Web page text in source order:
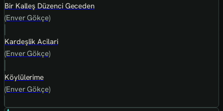
Bir Kalleş Düzenci Geceden
(Enver Gökçe)
Kardeşlik Acilari
(Enver Gökçe)
Köylülerime
(Enver Gökçe)